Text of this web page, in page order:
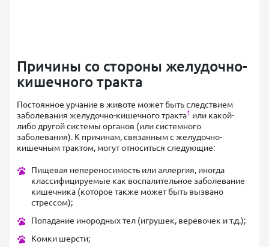
Причины со стороны желудочно-
кишечного тракта
Постоянное урчание в животе может быть следствием
заболевания желудочно-кишечного тракта1 или какой-
либо другой системы органов (или системного
заболевания). К причинам, связанным с желудочно-
кишечным трактом, могут относиться следующие:
Пищевая непереносимость или аллергия, иногда
классифицируемые как воспалительное заболевание
кишечника (которое также может быть вызвано
стрессом);
Попадание инородных тел (игрушек, веревочек и т.д.);
Комки шерсти;